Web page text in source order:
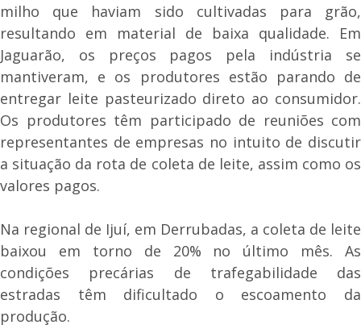
milho que haviam sido cultivadas para grão,
resultando em material de baixa qualidade. Em
Jaguarão, os preços pagos pela indústria se
mantiveram, e os produtores estão parando de
entregar leite pasteurizado direto ao consumidor.
Os produtores têm participado de reuniões com
representantes de empresas no intuito de discutir
a situação da rota de coleta de leite, assim como os
valores pagos.
Na regional de Ijuí, em Derrubadas, a coleta de leite
baixou em torno de 20% no último mês. As
condições precárias de trafegabilidade das
estradas têm dificultado o escoamento da
produção.